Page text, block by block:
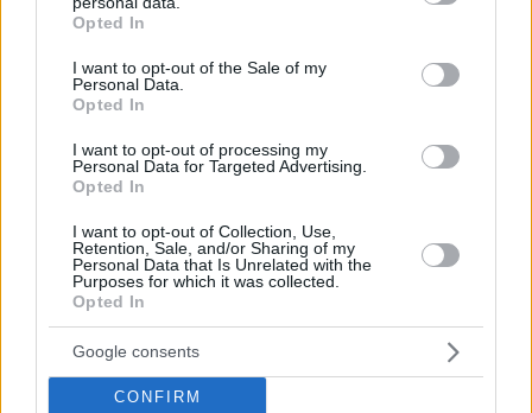
grant or deny consent to Google and its third-party tags to
use your data for below specified purposes in below Google
consent section.
Opted In
I want to opt-out of the Sale of my
Personal Data.
Opted In
I want to opt-out of processing my
Personal Data for Targeted Advertising.
Opted In
I want to opt-out of Collection, Use,
Retention, Sale, and/or Sharing of my
Personal Data that Is Unrelated with the
Purposes for which it was collected.
Opted In
Google consents
CONFIRM
Καταζητούμενος από την Ιντερπόλ ο νέος επικεφαλής
τρομοκρατική επίθεση στην Αργεντινή με 85 νεκρούς
ΔΕΙΤΕ ΟΛΕΣ ΤΙΣ ΕΙΔΗΣΕΙΣ
ΤΑ ΠΙΟ ΔΗΜΟΦΙΛΗ